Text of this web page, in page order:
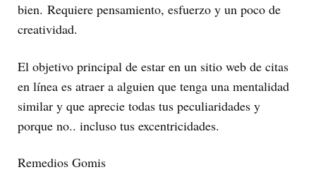
bien. Requiere pensamiento, esfuerzo y un poco de
creatividad.
El objetivo principal de estar en un sitio web de citas
en línea es atraer a alguien que tenga una mentalidad
similar y que aprecie todas tus peculiaridades y
porque no.. incluso tus excentricidades.
Remedios Gomis